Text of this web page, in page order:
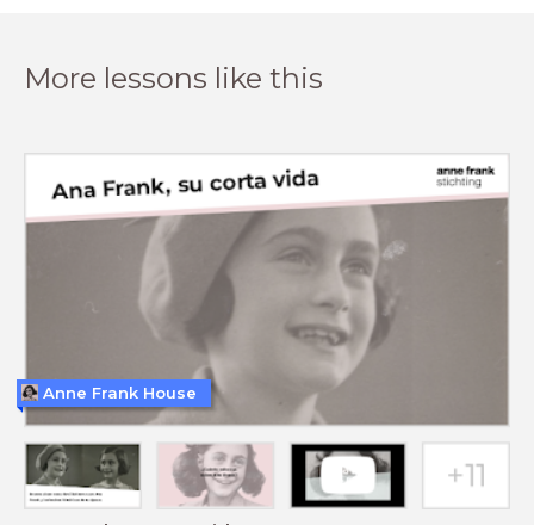
More lessons like this
Anne Frank House